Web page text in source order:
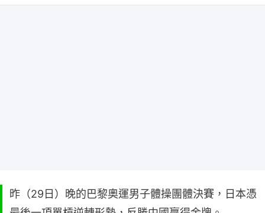
昨（29日）晚的巴黎奧運男子體操團體決賽，日本憑